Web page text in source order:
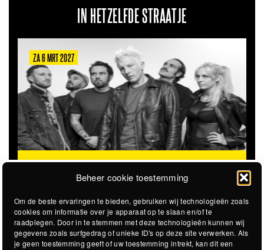
Beheer cookie toestemming
Om de beste ervaringen te bieden, gebruiken wij technologieën zoals
cookies om informatie over je apparaat op te slaan en/of te
raadplegen. Door in te stemmen met deze technologieën kunnen wij
gegevens zoals surfgedrag of unieke ID's op deze site verwerken. Als
je geen toestemming geeft of uw toestemming intrekt, kan dit een
IN HETZELFDE STRAATJE
ZA 6 MRT 2027